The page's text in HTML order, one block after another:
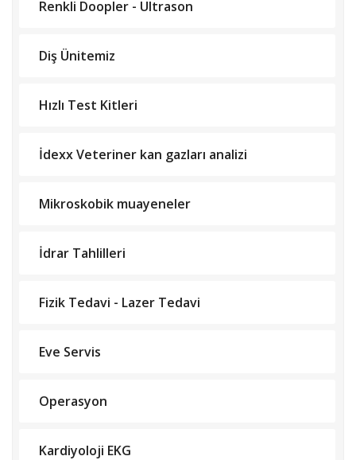
Renkli Doopler - Ultrason
Diş Ünitemiz
Hızlı Test Kitleri
İdexx Veteriner kan gazları analizi
Mikroskobik muayeneler
İdrar Tahlilleri
Fizik Tedavi - Lazer Tedavi
Eve Servis
Operasyon
Kardiyoloji EKG